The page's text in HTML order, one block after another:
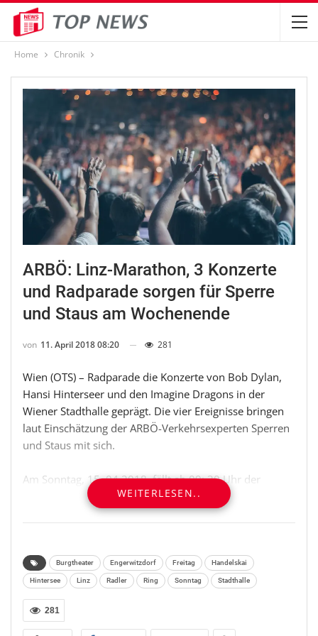
Home Chronik
ARBÖ: Linz-Marathon, 3 Konzerte
und Radparade sorgen für Sperre
und Staus am Wochenende
von 11. April 2018 08:20 281
Wien (OTS) – Radparade die Konzerte von Bob Dylan,
Hansi Hinterseer und den Imagine Dragons in der
Wiener Stadthalle geprägt. Die vier Ereignisse bringen
laut Einschätzung der ARBÖ-Verkehrsexperten Sperren
und Staus mit sich.
Am Sonntag, 15. 04.2018, fällt ab 09: 30 Uhr der
Startschuss zum 17. Oberbank Marathon in Linz, dem
zweitgrößten Laufereignis in Österreich. Im Zuge der 8
antreten. Die Marathonstrecke führt wie schon in den
vergangenen Jahren vom Staupunkt auf der VOEST-
Brücke durch zahlreiche, der 16. Gemeindebezirke der
oberösterreichischen Landeshauptstadt, bis zum Ziel
am Hauptplatz. Dadurch werden viele Straßen gesperrt.
WEITERLESEN..
Burgtheater Engerwitzdorf Freitag Handelskai
Hintersee Linz Radler Ring Sonntag Stadthalle
281